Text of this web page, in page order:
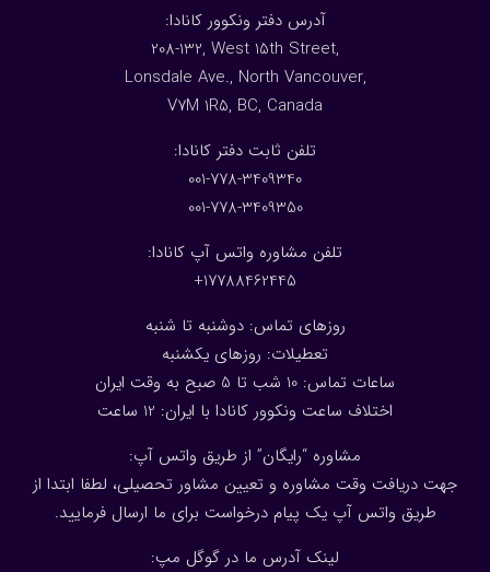
:آدرس دفتر ونکوور کانادا
208-132, West 15th Street,
Lonsdale Ave., North Vancouver,
V7M 1R5, BC, Canada
:تلفن ثابت دفتر کانادا
001-778-3409340
001-778-3409350
تلفن مشاوره واتس آپ کانادا:
17788462445+
روزهای تماس: دوشنبه تا شنبه
تعطیلات: روزهای یکشنبه
ساعات تماس: 10 شب تا 5 صبح به وقت ایران
اختلاف ساعت ونکوور کانادا با ایران: 1 2 ساعت
مشاوره “رایگان” از طریق واتس آپ:
جهت دریافت وقت مشاوره و تعیین مشاور تحصیلی، لطفا ابتدا از
طریق واتس آپ یک پیام درخواست برای ما ارسال فرمایید.
لینک آدرس ما در گوگل مپ: